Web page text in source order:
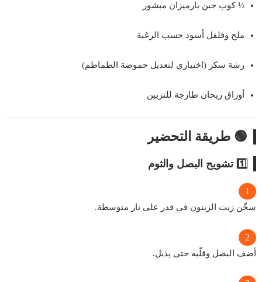
½ كوب جبن بارميزان مبشور
ملح وفلفل أسود حسب الرغبة
رشة سكر (اختياري لتعديل حموضة الطماطم)
أوراق ريحان طازجة للتزيين
🟢 طريقة التحضير
1️⃣ تشويح البصل والثوم
سخّن زيت الزيتون في قدر على نار متوسطة.
أضف البصل وقلّبه حتى يذبل.